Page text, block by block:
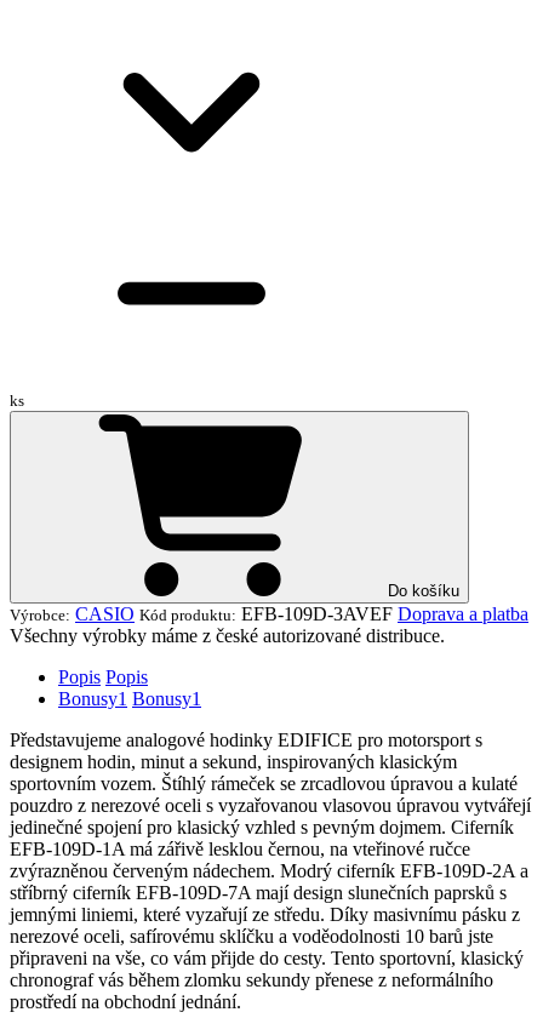
ks
Do košíku
Výrobce: CASIO Kód produktu: EFB-109D-3AVEF Doprava a platba
Všechny výrobky máme z české autorizované distribuce.
Popis Popis
Bonusy1 Bonusy1
Představujeme analogové hodinky EDIFICE pro motorsport s
designem hodin, minut a sekund, inspirovaných klasickým
sportovním vozem. Štíhlý rámeček se zrcadlovou úpravou a kulaté
pouzdro z nerezové oceli s vyzařovanou vlasovou úpravou vytvářejí
jedinečné spojení pro klasický vzhled s pevným dojmem. Ciferník
EFB-109D-1A má zářivě lesklou černou, na vteřinové ručce
zvýrazněnou červeným nádechem. Modrý ciferník EFB-109D-2A a
stříbrný ciferník EFB-109D-7A mají design slunečních paprsků s
jemnými liniemi, které vyzařují ze středu. Díky masivnímu pásku z
nerezové oceli, safírovému sklíčku a voděodolnosti 10 barů jste
připraveni na vše, co vám přijde do cesty. Tento sportovní, klasický
chronograf vás během zlomku sekundy přenese z neformálního
prostředí na obchodní jednání.